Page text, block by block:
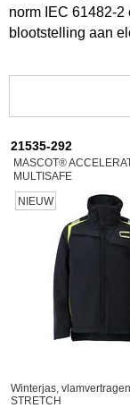
norm IEC 61482-2
blootstelling aan
21535-292
MASCOT®
MULTISAFE
NIEUW
Winterjas,
STRETCH